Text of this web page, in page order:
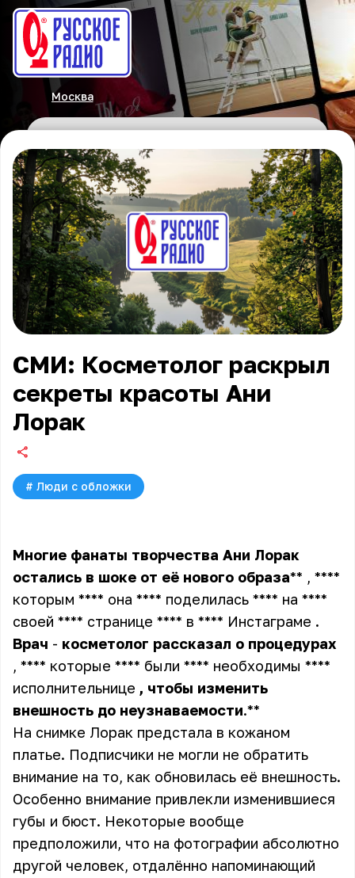
Москва
СМИ: Косметолог раскрыл
секреты красоты Ани
Лорак
# Люди с обложки
Многие фанаты творчества Ани Лорак
остались в шоке от её нового образа** , ****
которым **** она **** поделилась **** на ****
своей **** странице **** в **** Инстаграме .
Врач - косметолог рассказал о процедурах
, **** которые **** были **** необходимы ****
исполнительнице , чтобы изменить
внешность до неузнаваемости.**
На снимке Лорак предстала в кожаном
платье. Подписчики не могли не обратить
внимание на то, как обновилась её внешность.
Особенно внимание привлекли изменившиеся
губы и бюст. Некоторые вообще
предположили, что на фотографии абсолютно
другой человек, отдалённо напоминающий